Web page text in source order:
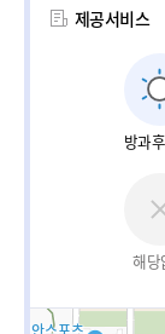
제공서비스
방과
해당